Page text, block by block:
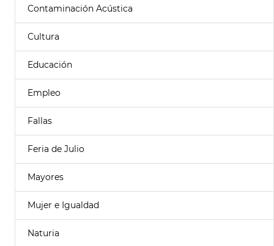
Contaminación Acústica
Cultura
Educación
Empleo
Fallas
Feria de Julio
Mayores
Mujer e Igualdad
Naturia